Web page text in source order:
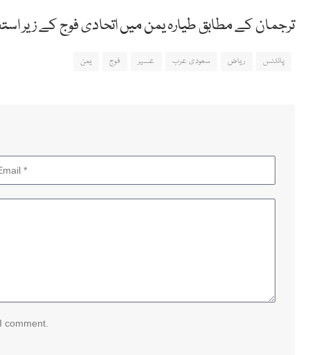
ترجمان کے مطابق طیارہ یمن میں اتحادی فوج کے زیر
پائلٹس ریاض سعودی عرب عسیر فوج یمن
comment.